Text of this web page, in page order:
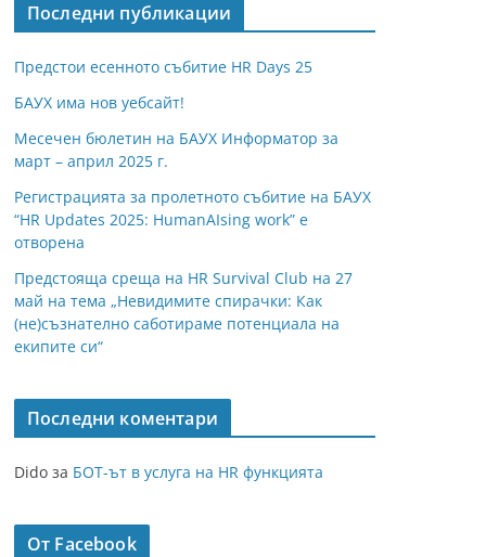
Последни публикации
Предстои есенното събитие HR Days 25
БАУХ има нов уебсайт!
Месечен бюлетин на БАУХ Информатор за
март – април 2025 г.
Регистрацията за пролетното събитие на БАУХ
“HR Updates 2025: HumanAIsing work” е
отворена
Предстояща среща на HR Survival Club на 27
май на тема „Невидимите спирачки: Как
(не)съзнателно саботираме потенциала на
екипите си“
Последни коментари
Dido за БОТ-ът в услуга на HR функцията
От Facebook